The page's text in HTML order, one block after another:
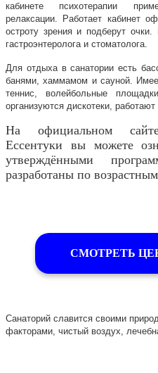
кабинете психотерапии
релаксации. Работает кабинет
остроту зрения и подберут очки.
гастроэнтеролога и стоматолога.
Для отдыха в санатории есть
банями, хаммамом и сауной.
теннис, волейбольные
организуются дискотеки,
На официальном
Ессентуки вы можете
утверждёнными
разработаны по
СМОТРЕТЬ
Санаторий славится своими
факторами, чистый воздух,